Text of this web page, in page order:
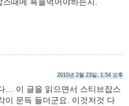
때메 욕을먹어야하는지.
2010년 2월 23일, 1:54 오후
… 이 글을 읽으면서 스티브잡스
이 문득 들더군요. 이것저것 다